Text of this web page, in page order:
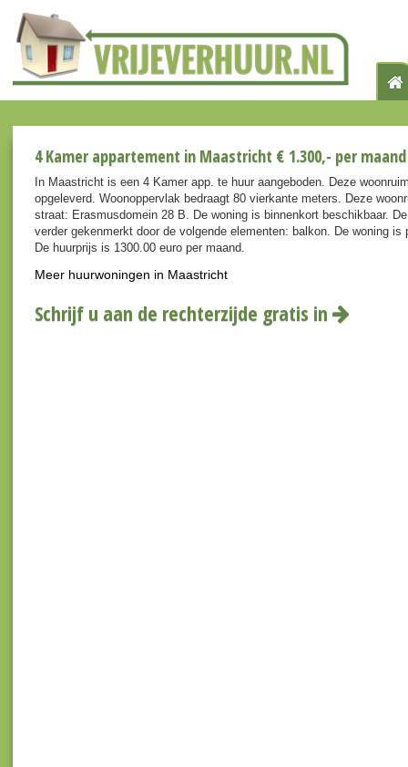
4 Kamer appartement in Maastricht € 1.300,- per maand
In Maastricht is een 4 Kamer app. te huur aangeboden. Deze
opgeleverd. Woonoppervlak bedraagt 80 vierkante meters. Deze
straat: Erasmusdomein 28 B. De woning is binnenkort beschikbaar.
verder gekenmerkt door de volgende elementen: balkon. De woning is
De huurprijs is 1300.00 euro per maand.
Meer huurwoningen in Maastricht
Schrijf u aan de rechterzijde gratis in